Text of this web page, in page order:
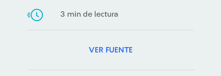
3 min de lectura
VER FUENTE